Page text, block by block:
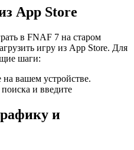
App Store
в FNAF 7 на старом
игру из App Store. Для
шаги:
вашем устройстве.
и введите
и